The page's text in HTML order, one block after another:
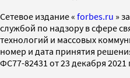
Cетевое издание « forbes.ru »
службой по надзору в сфере
технологий и массовых
номер и дата принятия
ФС77-82431 от 23 декабря 2021